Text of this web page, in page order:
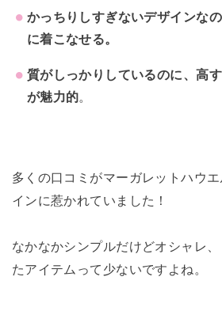
かっちりしすぎないデザインな
に着こなせる。
質がしっかりしているのに、高
が魅力的。
多くの口コミがマーガレットハウ
インに惹かれていました！
なかなかシンプルだけどオシャレ
たアイテムって少ないですよね。